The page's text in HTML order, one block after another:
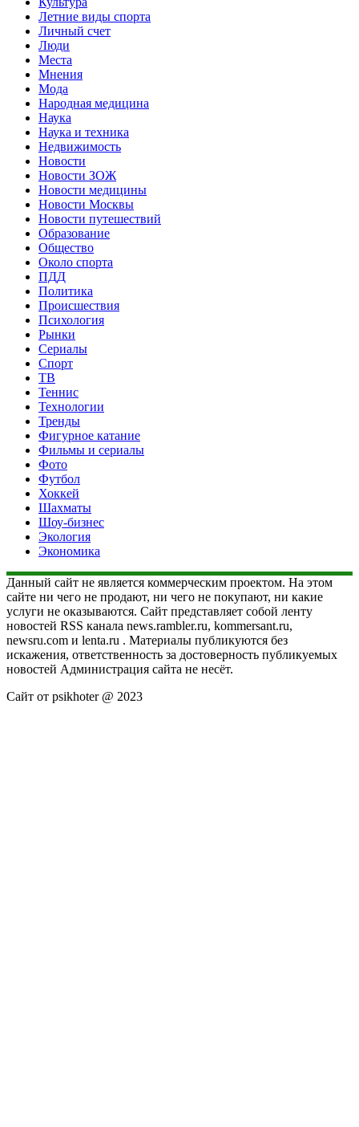
Летние виды спорта
Личный счет
Люди
Места
Мнения
Мода
Народная медицина
Наука
Наука и техника
Недвижимость
Новости
Новости ЗОЖ
Новости медицины
Новости Москвы
Новости путешествий
Образование
Общество
Около спорта
ПДД
Политика
Происшествия
Психология
Рынки
Сериалы
Спорт
ТВ
Теннис
Технологии
Тренды
Фигурное катание
Фильмы и сериалы
Фото
Футбол
Хоккей
Шахматы
Шоу-бизнес
Экология
Экономика
Данный сайт не является коммерческим проектом. На этом
сайте ни чего не продают, ни чего не покупают, ни какие
услуги не оказываются. Сайт представляет собой ленту
новостей RSS канала news.rambler.ru, kommersant.ru,
newsru.com и lenta.ru . Материалы публикуются без
искажения, ответственность за достоверность публикуемых
новостей Администрация сайта не несёт.
Сайт от psikhoter @ 2023